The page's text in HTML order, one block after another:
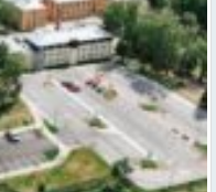
stāvlaukuma izbūve